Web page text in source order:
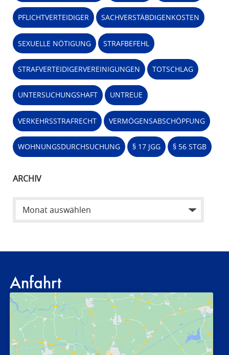
PFLICHTVERTEIDIGER SACHVERSTÄBDIGENKOSTEN
SEXUELLE NÖTIGUNG STRAFBEFEHL
STRAFVERTEIDIGERVEREINIGUNGEN TOTSCHLAG
UNTERSUCHUNGSHAFT UNTREUE
VERKEHRSSTRAFRECHT VERMÖGENSABSCHÖPFUNG
WOHNUNGSDURCHSUCHUNG § 17 JGG § 56 STGB
ARCHIV
Anfahrt